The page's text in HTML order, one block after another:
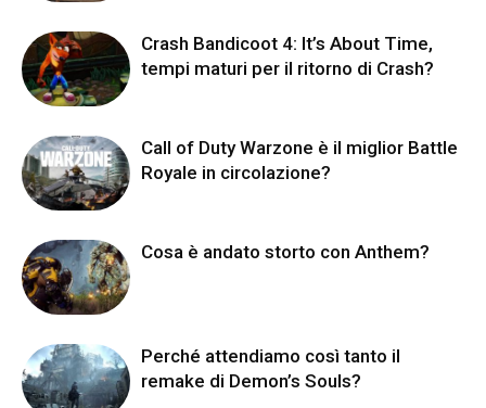
Crash Bandicoot 4: It’s About Time,
tempi maturi per il ritorno di Crash?
Call of Duty Warzone è il miglior Battle
Royale in circolazione?
Cosa è andato storto con Anthem?
Perché attendiamo così tanto il
remake di Demon’s Souls?